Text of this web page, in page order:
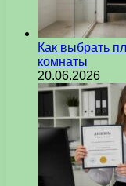
Как выбрать
комнаты
20.06.2026